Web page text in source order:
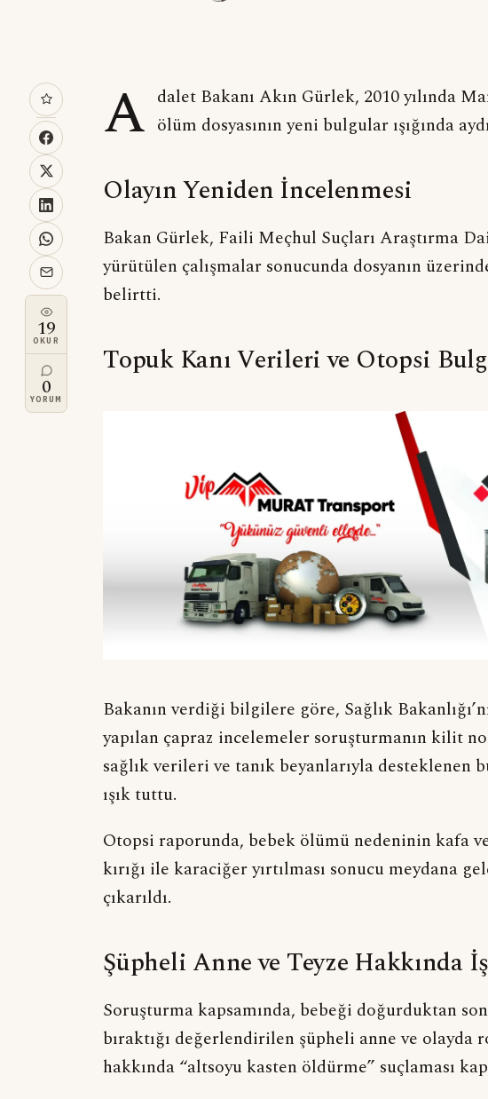
19
OKUR
0
YORUM
A dalet Bakanı Akın Gürlek, 2010 yılında
ölüm dosyasının yeni bulgular ışığında
Olayın Yeniden İncelenmesi
Bakan Gürlek, Faili Meçhul Suçları Araştırma
yürütülen çalışmalar sonucunda dosyanın
belirtti.
Topuk Kanı Verileri ve Otopsi
Bakanın verdiği bilgilere göre, Sağlık
yapılan çapraz incelemeler soruşturmanın kilit
sağlık verileri ve tanık beyanlarıyla desteklenen
ışık tuttu.
Otopsi raporunda, bebek ölümü nedeninin kafa
kırığı ile karaciğer yırtılması sonucu meydana
çıkarıldı.
Şüpheli Anne ve Teyze Hakkında
Soruşturma kapsamında, bebeği doğurduktan
bıraktığı değerlendirilen şüpheli anne ve olayda
hakkında “altsoyu kasten öldürme” suçlaması